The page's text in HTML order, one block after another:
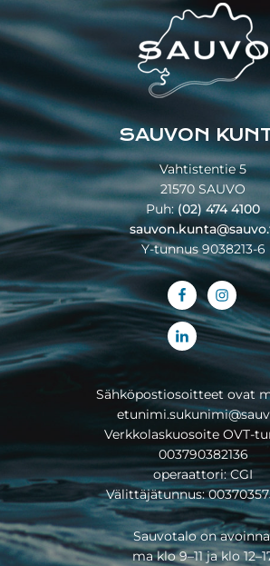
Footer
SAUVON
Vahtistentie 5
21570 SAUVO
Puh:(02) 474 4100
Y-tunnus 9038213-6
Sähköpostiosoitteet ovat
Verkkolaskuosoite OVT-
003790382136
operaattori: CGI
Välittäjätunnus:
Sauvotalo on
ma klo 9–11 ja klo